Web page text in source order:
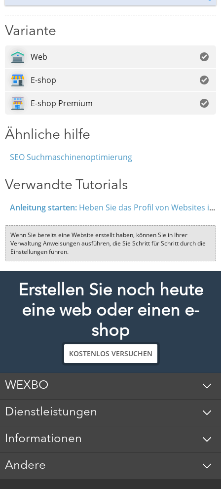
Variante
Web
E-shop
E-shop Premium
Ähnliche hilfe
SEO Suchmaschinenoptimierung
Verwandte Tutorials
Anleitung starten: Heben Sie das Profil von Websites im Internet
Wenn Sie bereits eine Website erstellt haben, können Sie in Ihrer
Verwaltung Anweisungen ausführen, die Sie Schritt für Schritt durch die
Einstellungen führen.
Erstellen Sie noch heute
eine web oder einen e-
shop
KOSTENLOS VERSUCHEN
WEXBO
Dienstleistungen
Informationen
Andere